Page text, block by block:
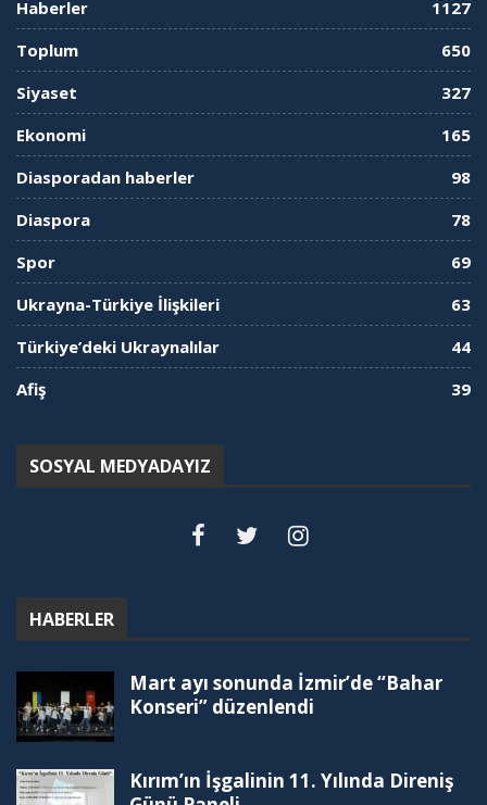
Haberler
1127
Toplum
650
Siyaset
327
Ekonomi
165
Diasporadan haberler
98
Diaspora
78
Spor
69
Ukrayna-Türkiye İlişkileri
63
Türkiye’deki Ukraynalılar
44
Afiş
39
SOSYAL MEDYADAYIZ
HABERLER
Mart ayı sonunda İzmir’de “Bahar
Konseri” düzenlendi
Kırım’ın İşgalinin 11. Yılında Direniş